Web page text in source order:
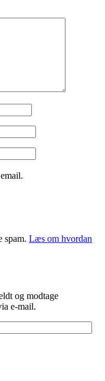
spam. Læs om hvordan
og modtage
e-mail.